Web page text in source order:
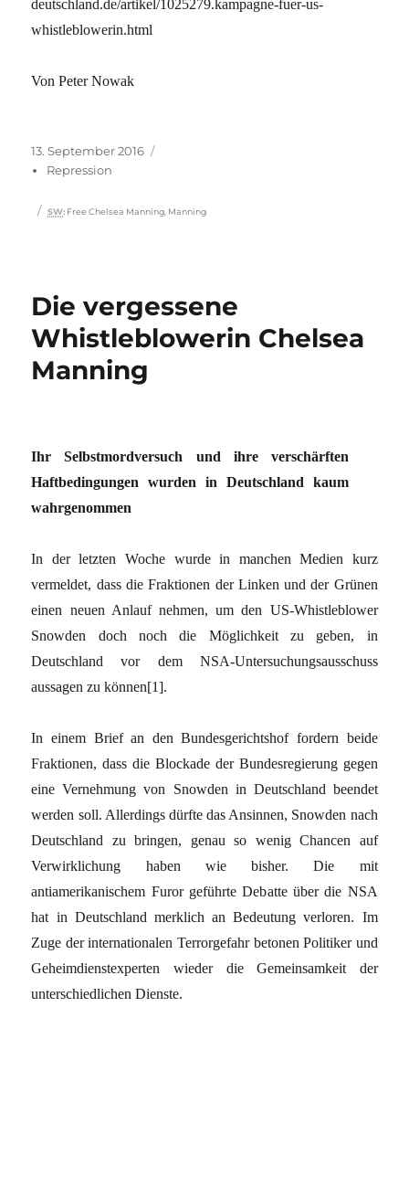
deutschland.de/artikel/1025279.kampagne-fuer-us-
whistleblowerin.html
Von Peter Nowak
Veröffentlicht
am
13. September 2016
Repression
Schlagwörter
SW: Free Chelsea Manning Manning
Die vergessene
Whistleblowerin Chelsea
Manning
Ihr Selbstmordversuch und ihre verschärften
Haftbedingungen wurden in Deutschland kaum
wahrgenommen
In der letzten Woche wurde in manchen Medien kurz
vermeldet, dass die Fraktionen der Linken und der Grünen
einen neuen Anlauf nehmen, um den US-Whistleblower
Snowden doch noch die Möglichkeit zu geben, in
Deutschland vor dem NSA-Untersuchungsausschuss
aussagen zu können[1].
In einem Brief an den Bundesgerichtshof fordern beide
Fraktionen, dass die Blockade der Bundesregierung gegen
eine Vernehmung von Snowden in Deutschland beendet
werden soll. Allerdings dürfte das Ansinnen, Snowden nach
Deutschland zu bringen, genau so wenig Chancen auf
Verwirklichung haben wie bisher. Die mit
antiamerikanischem Furor geführte Debatte über die NSA
hat in Deutschland merklich an Bedeutung verloren. Im
Zuge der internationalen Terrorgefahr betonen Politiker und
Geheimdienstexperten wieder die Gemeinsamkeit der
unterschiedlichen Dienste.